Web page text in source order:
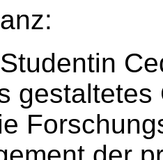
gestaltetes